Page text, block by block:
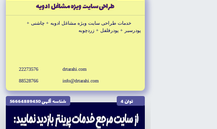
طراحى سايت ويژه مشاغل ادويه
خدمات طراحى سايت ويژه مشاغل ادويه + چاشنى +
پودرسير + پودرفلفل + زردچوبه
drtarahi.com
info@drtarahi.com
22273576
88528766
توان 4 شناسه آگهى 56664889450